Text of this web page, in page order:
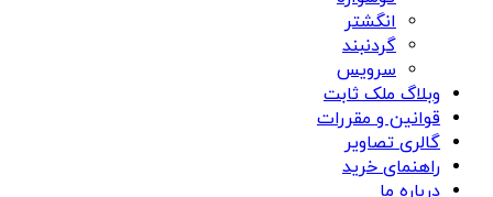
انگشتر
گردنبند
سرویس
وبلاگ ملک ثابت
قوانین و مقررات
گالری تصاویر
راهنمای خرید
درباره ما